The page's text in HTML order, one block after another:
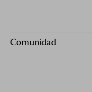
Comunidad